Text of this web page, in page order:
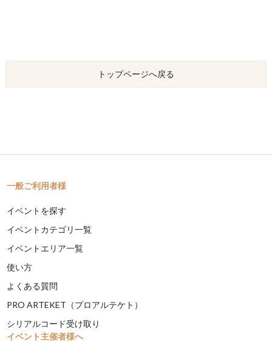
トップページへ戻る
一般ご利用者様
イベントを探す
イベントカテゴリ一覧
イベントエリア一覧
使い方
よくある質問
PRO ARTEKET（プロアルテケト）
シリアルコード受け取り
イベント主催者様へ